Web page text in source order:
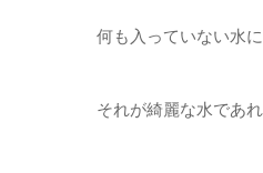
何も入っていない水
それが綺麗な水であ